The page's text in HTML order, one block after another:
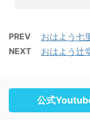
PREV おはよう七
NEXT おはよう辻
公式